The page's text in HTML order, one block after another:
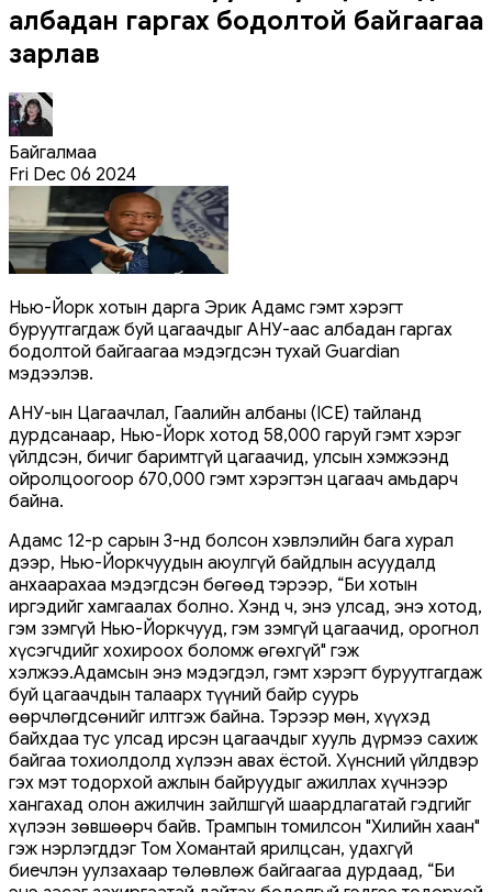
албадан гаргах бодолтой байгаагаа
зарлав
Байгалмаа
Fri Dec 06 2024
Нью-Йорк хотын дарга Эрик Адамс гэмт хэрэгт
буруутгагдаж буй цагаачдыг АНУ-аас албадан гаргах
бодолтой байгаагаа мэдэгдсэн тухай Guardian
мэдээлэв.
АНУ-ын Цагаачлал, Гаалийн албаны (ICE) тайланд
дурдсанаар, Нью-Йорк хотод 58,000 гаруй гэмт хэрэг
үйлдсэн, бичиг баримтгүй цагаачид, улсын хэмжээнд
ойролцоогоор 670,000 гэмт хэрэгтэн цагаач амьдарч
байна.
Адамс 12-р сарын 3-нд болсон хэвлэлийн бага хурал
дээр, Нью-Йоркчуудын аюулгүй байдлын асуудалд
анхаарахаа мэдэгдсэн бөгөөд тэрээр, “Би хотын
иргэдийг хамгаалах болно. Хэнд ч, энэ улсад, энэ хотод,
гэм зэмгүй Нью-Йоркчууд, гэм зэмгүй цагаачид, орогнол
хүсэгчдийг хохироох боломж өгөхгүй" гэж
хэлжээ.Адамсын энэ мэдэгдэл, гэмт хэрэгт буруутгагдаж
буй цагаачдын талаарх түүний байр суурь
өөрчлөгдсөнийг илтгэж байна. Тэрээр мөн, хүүхэд
байхдаа тус улсад ирсэн цагаачдыг хууль дүрмээ сахиж
байгаа тохиолдолд хүлээн авах ёстой. Хүнсний үйлдвэр
гэх мэт тодорхой ажлын байруудыг ажиллах хүчнээр
хангахад олон ажилчин зайлшгүй шаардлагатай гэдгийг
хүлээн зөвшөөрч байв. Трампын томилсон "Хилийн хаан"
гэж нэрлэгддэг Том Хомантай ярилцсан, удахгүй
биечлэн уулзахаар төлөвлөж байгаагаа дурдаад, “Би